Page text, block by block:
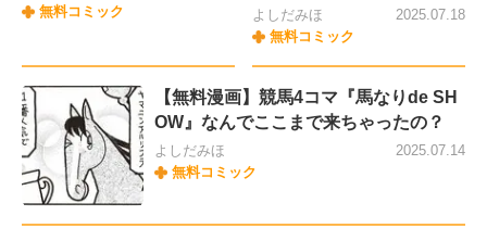
無料コミック
よしだみほ
無料コミック
2025.07.18
【無料漫画】競馬4コマ『馬なりde SH
OW』なんでここまで来ちゃったの？
よしだみほ
無料コミック
2025.07.14